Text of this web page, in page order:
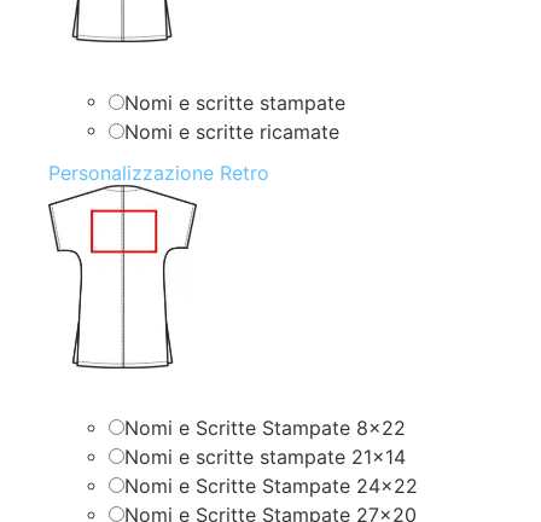
Nomi e scritte stampate
Nomi e scritte ricamate
Personalizzazione Retro
Nomi e Scritte Stampate 8×22
Nomi e scritte stampate 21×14
Nomi e Scritte Stampate 24×22
Nomi e Scritte Stampate 27×20